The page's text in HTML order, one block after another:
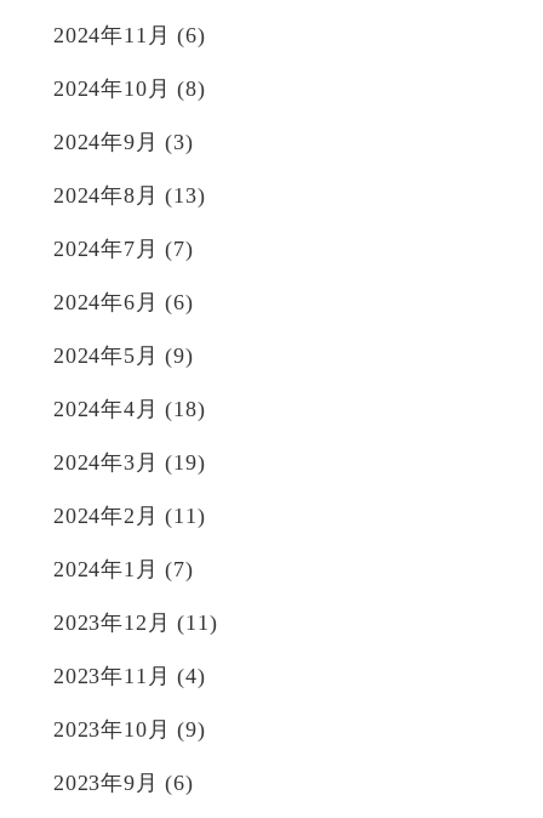
2024年11月 (6)
2024年10月 (8)
2024年9月 (3)
2024年8月 (13)
2024年7月 (7)
2024年6月 (6)
2024年5月 (9)
2024年4月 (18)
2024年3月 (19)
2024年2月 (11)
2024年1月 (7)
2023年12月 (11)
2023年11月 (4)
2023年10月 (9)
2023年9月 (6)